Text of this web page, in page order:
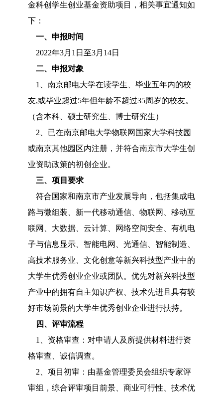
金科创学生创业基金资助项目，相关事宜通知如
下：
一、申报时间
2022年3月1日至3月14日
二、申报对象
1、南京邮电大学在读学生、毕业五年内的校
友,或毕业超过5年但年龄不超过35周岁的校友。
（含本科、硕士研究生、博士研究生）
2、已在南京邮电大学物联网国家大学科技园
或南京其他园区内注册，并符合南京市大学生创
业资助政策的初创企业。
三、项目要求
符合国家和南京市产业发展导向，包括集成电
路与微组装、新一代移动通信、物联网、移动互
联网、大数据、云计算、网络空间安全、有机电
子与信息显示、智能电网、光通信、智能制造、
高技术服务业、文化创意等新兴科技型产业中的
大学生优秀创业企业或团队。优先对新兴科技型
产业中的拥有自主知识产权、技术先进且具有较
好市场前景的大学生优秀创业企业进行扶持。
四、评审流程
1、资格审查：对申请人及所提供材料进行资
格审查、诚信调查。
2、项目初审：由基金管理委员会组织专家评
审组，综合评审项目前景、商业可行性、技术优